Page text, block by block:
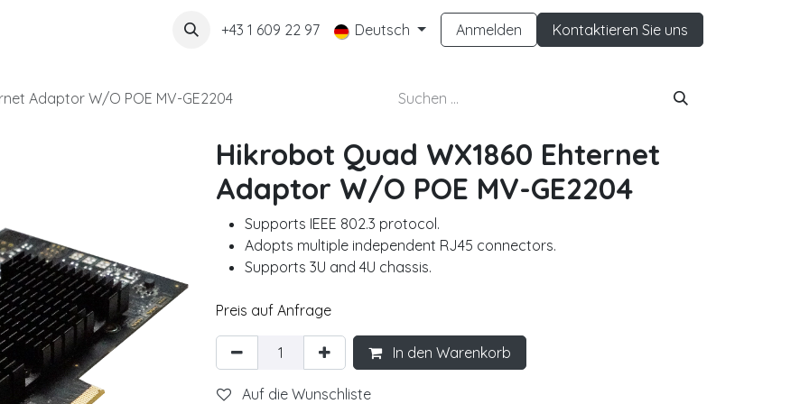
+43 1 609 22 97 Deutsch Anmelden Kontaktieren Sie uns
Adaptor W/O POE MV-GE2204
Hikrobot Quad WX1860 Ehternet
Adaptor W/O POE MV-GE2204
Supports IEEE 802.3 protocol.
Adopts multiple independent RJ45 connectors.
Supports 3U and 4U chassis.
Preis auf Anfrage
In den Warenkorb
Auf die Wunschliste